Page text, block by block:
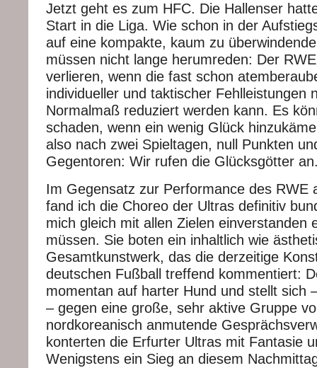
Jetzt geht es zum HFC. Die Hallenser
Start in die Liga. Wie schon in der
auf eine kompakte, kaum zu
müssen nicht lange herumreden: Der
verlieren, wenn die fast schon
individueller und taktischer Fehlleistungen
Normalmaß reduziert werden kann. Es
schaden, wenn ein wenig Glück
also nach zwei Spieltagen, null Punkten
Gegentoren: Wir rufen die Glücksgötter
Im Gegensatz zur Performance des RWE
fand ich die Choreo der Ultras definitiv
mich gleich mit allen Zielen einverstanden
müssen. Sie boten ein inhaltlich wie
Gesamtkunstwerk, das die derzeitige
deutschen Fußball treffend kommentiert:
momentan auf harter Hund und stellt sich
– gegen eine große, sehr aktive Gruppe
nordkoreanisch anmutende
konterten die Erfurter Ultras mit Fantasie
Wenigstens ein Sieg an diesem